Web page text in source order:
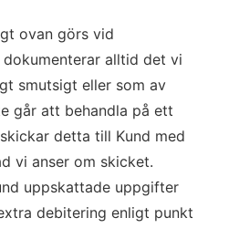
ovan görs vid
dokumenterar alltid det vi
smutsigt eller som av
går att behandla på ett
detta till Kund med
vi anser om skicket.
uppskattade uppgifter
debitering enligt punkt